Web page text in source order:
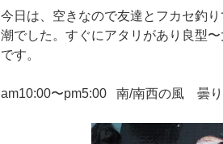
今日は、空きなので友達とフカセ釣
潮でした。すぐにアタリがあり良型
です。
am10:00〜pm5:00 南/南西の風 曇り